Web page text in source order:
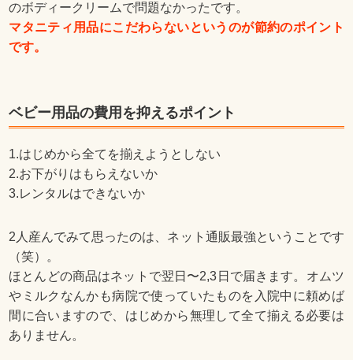
のボディークリームで問題なかったです。
マタニティ用品にこだわらないというのが節約のポイント
です。
ベビー用品の費用を抑えるポイント
1.はじめから全てを揃えようとしない
2.お下がりはもらえないか
3.レンタルはできないか
2人産んでみて思ったのは、ネット通販最強ということです
（笑）。
ほとんどの商品はネットで翌日〜2,3日で届きます。オムツ
やミルクなんかも病院で使っていたものを入院中に頼めば
間に合いますので、はじめから無理して全て揃える必要は
ありません。